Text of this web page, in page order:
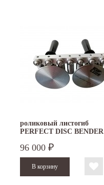
роликовый листогиб
PERFECT DISC
96 000 ₽